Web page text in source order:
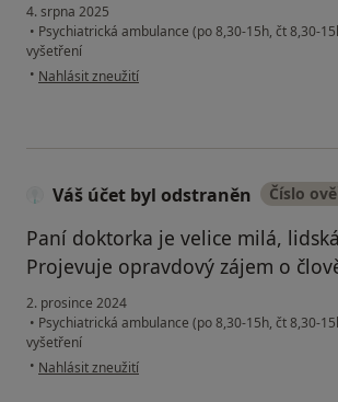
4. srpna 2025
• Psychiatrická ambulance (po 8,30-15h, čt 8,30-
vyšetření
• podle názoru uživatele Monika Magyarová
Nahlásit zneužití
Váš účet byl odstraněn Číslo
Paní doktorka je velice milá,
Projevuje opravdový zájem o
2. prosince 2024
• Psychiatrická ambulance (po 8,30-15h, čt 8,30-
vyšetření
• podle názoru uživatele Váš účet byl odstraněn
Nahlásit zneužití